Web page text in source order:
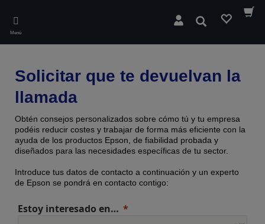
main
content
Menú
Buscar
Solicitar que te devuelvan la
llamada
Obtén consejos personalizados sobre cómo tú y tu empresa
podéis reducir costes y trabajar de forma más eficiente con la
ayuda de los productos Epson, de fiabilidad probada y
diseñados para las necesidades específicas de tu sector.
Introduce tus datos de contacto a continuación y un experto
de Epson se pondrá en contacto contigo:
Estoy interesado en…